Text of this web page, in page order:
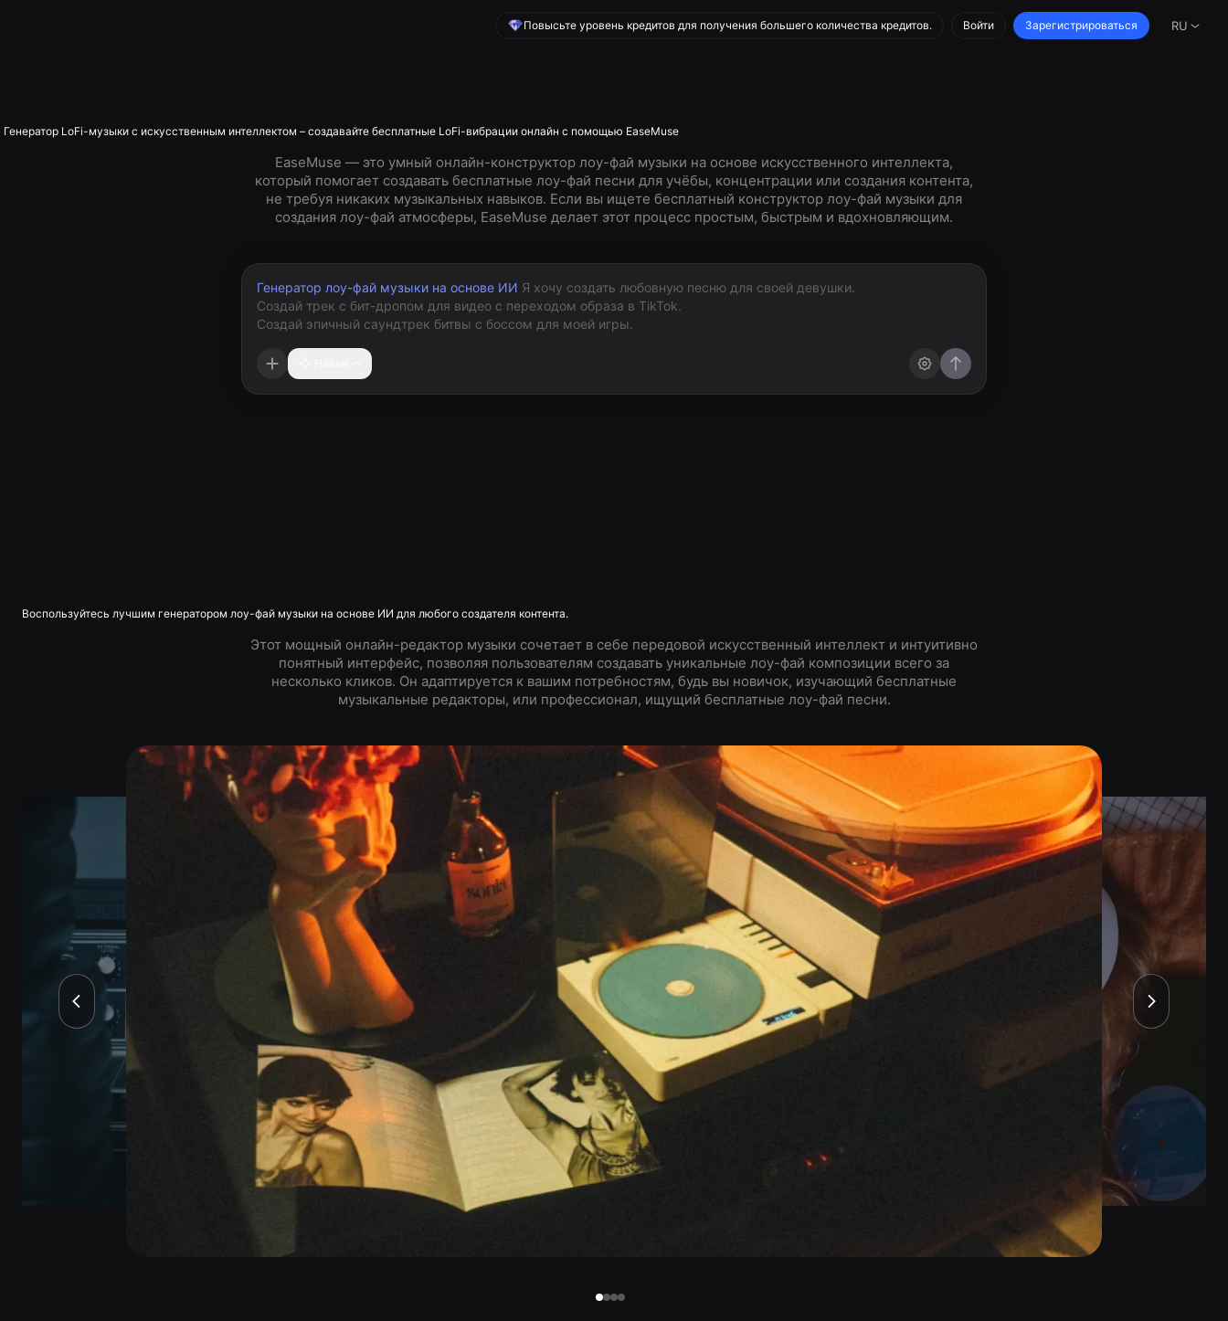
Повысьте уровень кредитов для получения большего количества кредитов. Войти Зарегистрироваться RU
Генератор LoFi-музыки с искусственным интеллектом – создавайте бесплатные LoFi-вибрации онлайн с помощью EaseMuse
EaseMuse — это умный онлайн-конструктор лоу-фай музыки на основе искусственного интеллекта,
который помогает создавать бесплатные лоу-фай песни для учёбы, концентрации или создания контента,
не требуя никаких музыкальных навыков. Если вы ищете бесплатный конструктор лоу-фай музыки для
создания лоу-фай атмосферы, EaseMuse делает этот процесс простым, быстрым и вдохновляющим.
Генератор лоу-фай музыки на основе ИИ
Воспользуйтесь лучшим генератором лоу-фай музыки на основе ИИ для любого создателя контента.
Этот мощный онлайн-редактор музыки сочетает в себе передовой искусственный интеллект и интуитивно
понятный интерфейс, позволяя пользователям создавать уникальные лоу-фай композиции всего за
несколько кликов. Он адаптируется к вашим потребностям, будь вы новичок, изучающий бесплатные
музыкальные редакторы, или профессионал, ищущий бесплатные лоу-фай песни.